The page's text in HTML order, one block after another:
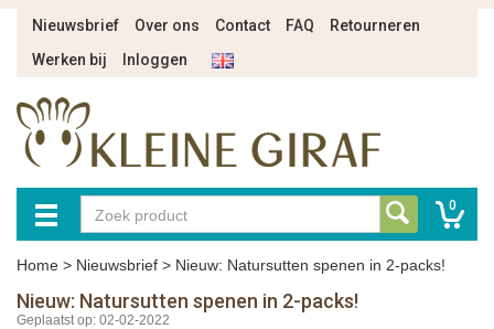
Nieuwsbrief Over ons Contact FAQ
Retourneren
Werken bij
Inloggen
0
Home > Nieuwsbrief > Nieuw: Natursutten spenen in 2-packs!
Nieuw: Natursutten spenen in 2-packs!
Geplaatst op: 02-02-2022